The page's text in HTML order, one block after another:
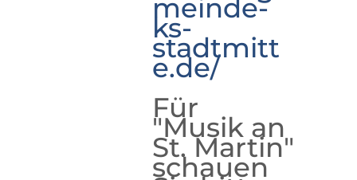
meinde-
ks-
stadtmitt
e.de/
Für
"Musik an
St. Martin"
schauen